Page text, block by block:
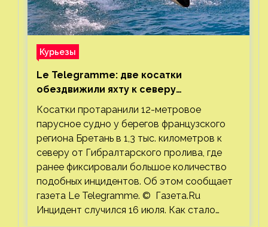
Курьезы
Le Telegramme: две косатки
обездвижили яхту к северу
от Гибралтарского пролива
Косатки протаранили 12-метровое
парусное судно у берегов французского
региона Бретань в 1,3 тыс. километров к
северу от Гибралтарского пролива, где
ранее фиксировали большое количество
подобных инцидентов. Об этом сообщает
газета Le Telegramme. © Газета.Ru
Инцидент случился 16 июля. Как стало…